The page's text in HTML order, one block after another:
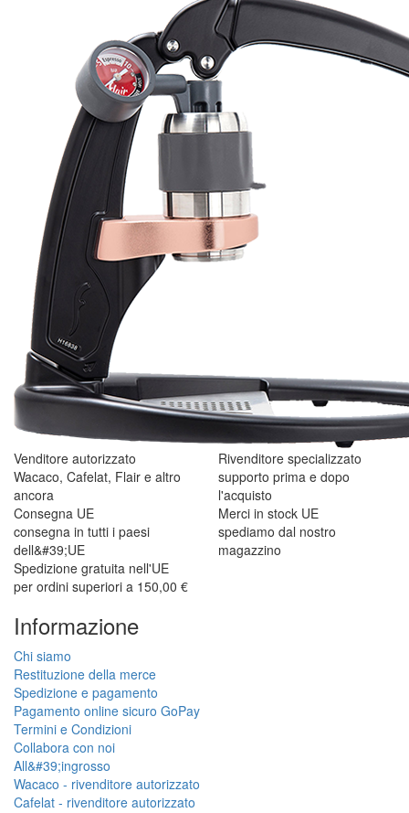
Venditore autorizzato
Wacaco, Cafelat, Flair e altro
ancora
Rivenditore specializzato
supporto prima e dopo
l'acquisto
Consegna UE
consegna in tutti i paesi
dell&#39;UE
Merci in stock UE
spediamo dal nostro
magazzino
Spedizione gratuita nell'UE
per ordini superiori a 150,00 €
Informazione
Chi siamo
Restituzione della merce
Spedizione e pagamento
Pagamento online sicuro GoPay
Termini e Condizioni
Collabora con noi
All&#39;ingrosso
Wacaco - rivenditore autorizzato
Cafelat - rivenditore autorizzato